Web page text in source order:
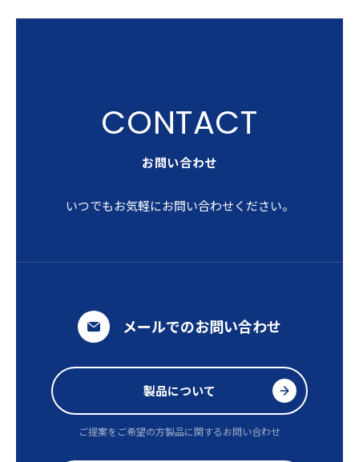
お問い合わせ
いつでもお気軽にお問い合わせください。
メールでのお問い合わせ
製品について
ご提案をご希望の方製品に関するお問い合わせ